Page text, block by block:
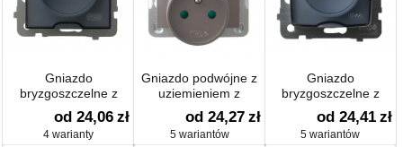
Gniazdo
bryzgoszczelne z
uziemieniem IP-44 z
przesłonami torów
prądowych
od 24,06 zł
4 warianty
Gniazdo podwójne z
uziemieniem z
przesłonami
od 24,27 zł
5 wariantów
Gniazdo
bryzgoszczelne z
uziemieniem z
przesłonami torów
prądowych
od 24,41 zł
5 wariantów